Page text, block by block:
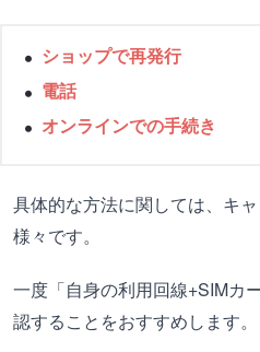
ショップで再発行
電話
オンラインでの手続き
具体的な方法に関しては、キ
様々です。
一度「自身の利用回線+SIMカ
認することをおすすめします。